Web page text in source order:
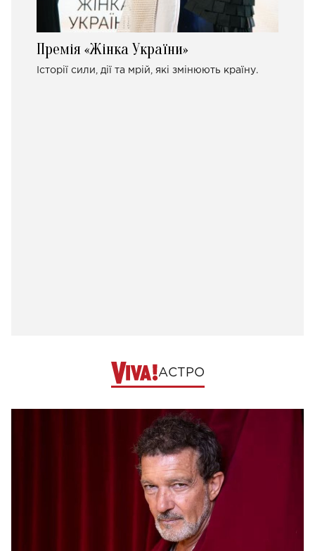
Премія «Жінка України»
Історії сили, дії та мрій, які змінюють країну.
АСТРО